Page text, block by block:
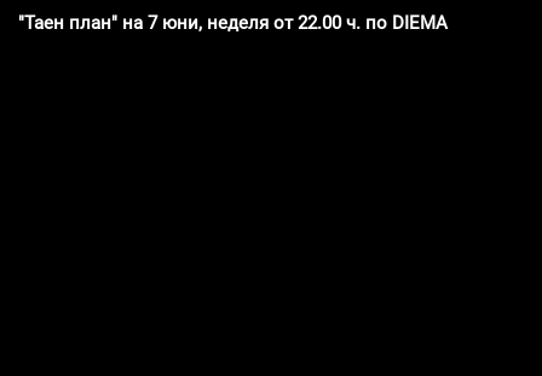
"Таен план" на 7 юни, неделя от 22.00 ч. по DIEMA